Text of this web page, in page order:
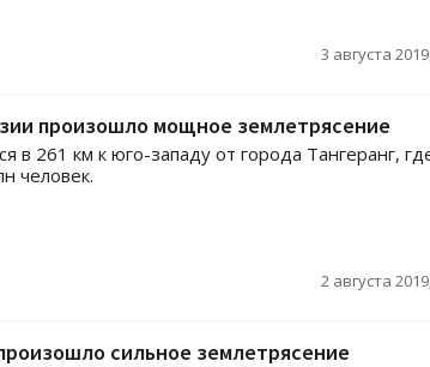
3 августа
произошло мощное землетрясение
в 261 км к юго-западу от города Тангеранг,
человек.
2 августа
сильное землетрясение